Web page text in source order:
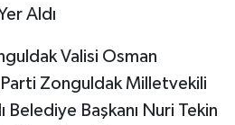
Aldı
Valisi Osman
Zonguldak Milletvekili
Başkanı Nuri Tekin